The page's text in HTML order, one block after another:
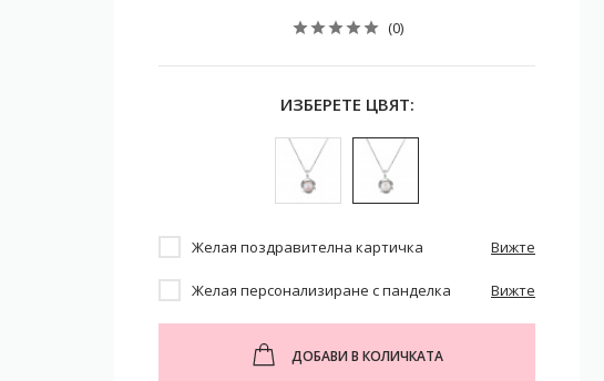
(0)
ИЗБЕРЕТЕ ЦВЯТ:
Желая поздравителна картичка Вижте
Желая персонализиране с панделка Вижте
ДОБАВИ В КОЛИЧКАТА